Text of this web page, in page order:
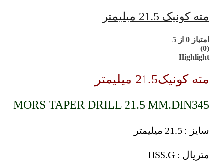
مته کونیک 21.5 میلیمتر
امتیاز 0 از 5
(0)
Highlight
مته کونیک21.5 میلیمتر
MORS TAPER DRILL 21.5 MM.DIN345
سایز : 21.5 میلیمتر
متریال : HSS.G